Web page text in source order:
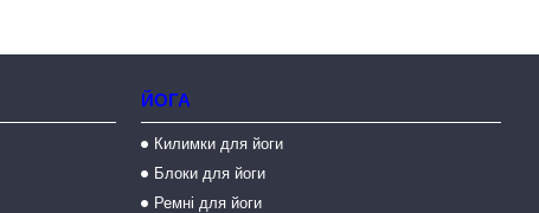
ЙОГА
Килимки для йоги
Блоки для йоги
Ремні для йоги